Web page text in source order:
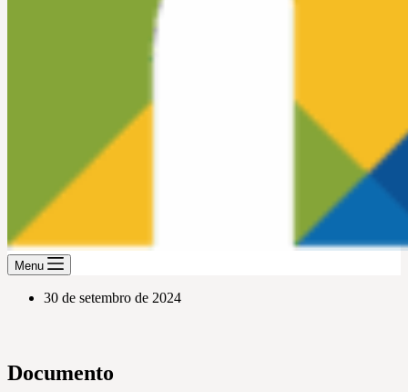
Menu
30 de setembro de 2024
Documento